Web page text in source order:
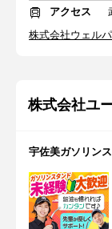
アクセス
株式会社ウェル
株式会社ユ
宇佐美ガソリン